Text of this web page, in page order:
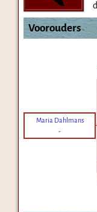
Voorouders
Maria Dahlmans
-